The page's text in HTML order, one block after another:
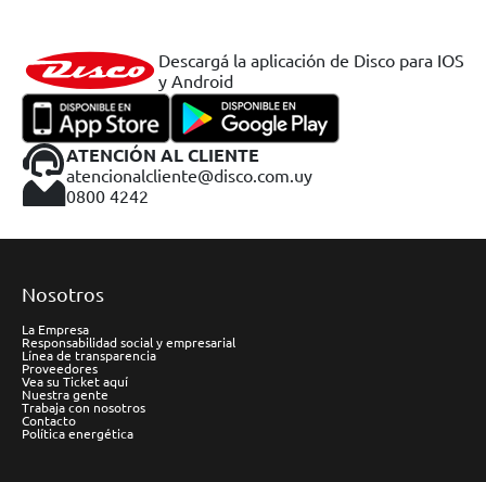
Descargá la aplicación de Disco para IOS
y Android
ATENCIÓN AL CLIENTE
atencionalcliente@disco.com.uy
0800 4242
Nosotros
La Empresa
Responsabilidad social y empresarial
Línea de transparencia
Proveedores
Vea su Ticket aquí
Nuestra gente
Trabaja con nosotros
Contacto
Política energética